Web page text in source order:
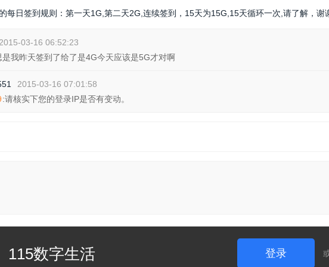
每日签到规则：第一天1G,第二天2G,连续签到，15天为15G,15天循环一次,请了解，谢
2015-03-16 06:52:23
是我昨天签到了给了是4G今天应该是5G才对啊
2015-03-16 07:01:58
:请核实下您的登录IP是否有变动。
115数字生活 登录